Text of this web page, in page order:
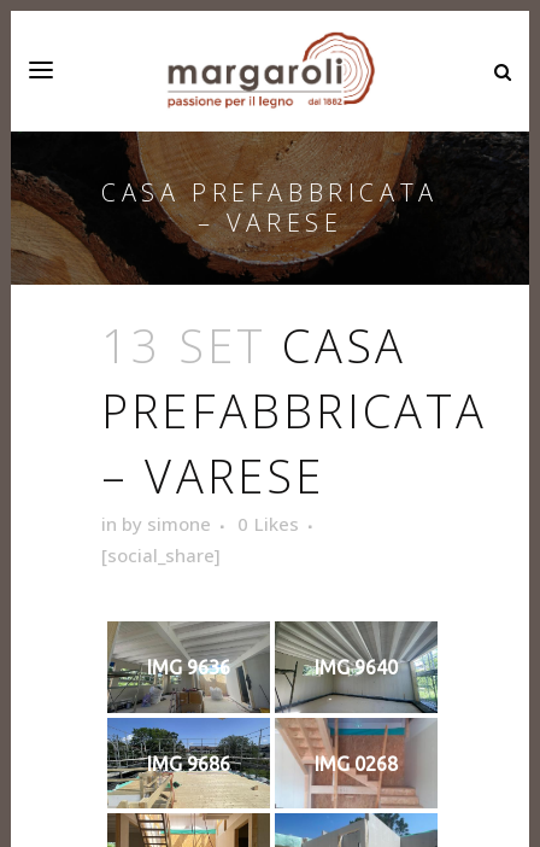
CASA PREFABBRICATA
– VARESE
13 SET CASA
PREFABBRICATA
– VARESE
in by simone 0 Likes
[social_share]
IMG 9636 IMG 9640
IMG 9686 IMG 0268